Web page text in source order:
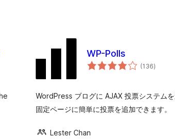
WP-Polls
(136個
の)
WordPress ブログに AJAX 投票システム
固定ページに簡単に投票を追加できます。
Lester Chan